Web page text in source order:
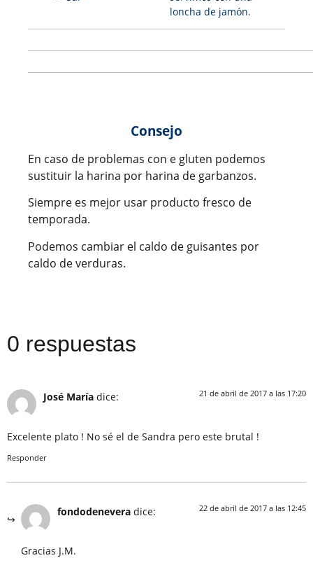
loncha de jamón.
Consejo
En caso de problemas con e gluten podemos
sustituir la harina por harina de garbanzos.
Siempre es mejor usar producto fresco de
temporada.
Podemos cambiar el caldo de guisantes por
caldo de verduras.
0 respuestas
José María dice: 21 de abril de 2017 a las 17:20
Excelente plato ! No sé el de Sandra pero este brutal !
Responder
fondodenevera dice: 22 de abril de 2017 a las 12:45
Gracias J.M.